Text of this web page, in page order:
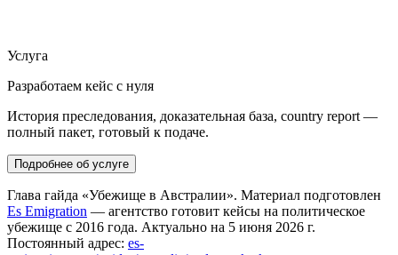
Услуга
Разработаем кейс с нуля
История преследования, доказательная база, country report —
полный пакет, готовый к подаче.
Подробнее об услуге
Глава гайда «Убежище в Австралии». Материал подготовлен
Es Emigration — агентство готовит кейсы на политическое
убежище с 2016 года. Актуально на 5 июня 2026 г.
Постоянный адрес: es-